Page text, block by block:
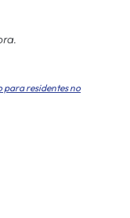
residentes no